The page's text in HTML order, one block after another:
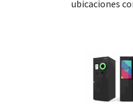
ubicaciones